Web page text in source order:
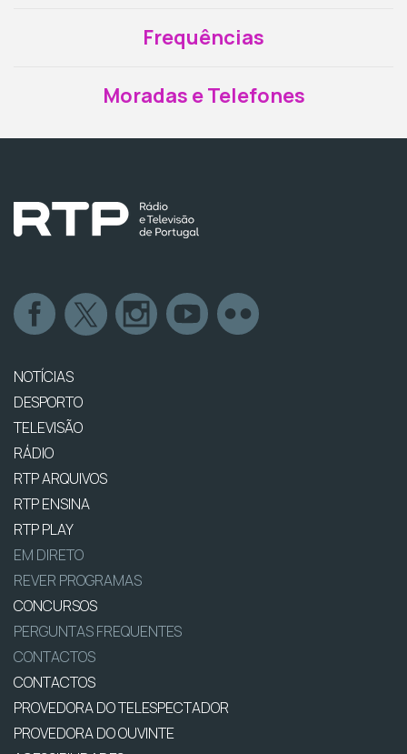
Frequências
Moradas e Telefones
NOTÍCIAS
DESPORTO
TELEVISÃO
RÁDIO
RTP ARQUIVOS
RTP ENSINA
RTP PLAY
EM DIRETO
REVER PROGRAMAS
CONCURSOS
PERGUNTAS FREQUENTES
CONTACTOS
CONTACTOS
PROVEDORA DO TELESPECTADOR
PROVEDORA DO OUVINTE